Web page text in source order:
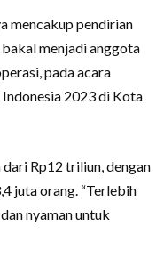
mencakup pendirian
bakal menjadi anggota
pada acara
2023 di Kota
Rp12 triliun, dengan
juta orang. “Terlebih
nyaman untuk